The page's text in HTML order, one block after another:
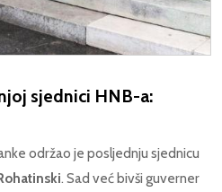
sjednici HNB-a:
održao je posljednju sjednicu
. Sad već bivši guverner